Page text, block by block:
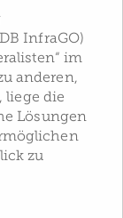
InfraGO)
im
anderen,
liege die
Lösungen
zu